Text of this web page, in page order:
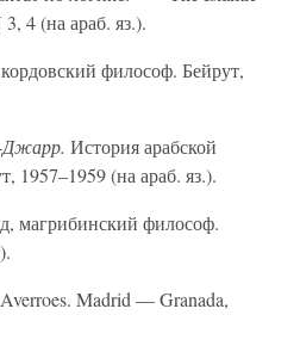
4 (на араб. яз.).
философ. Бейрут,
Джарр. История арабской
1957–1959 (на араб. яз.).
магрибинский философ.
Madrid — Granada,